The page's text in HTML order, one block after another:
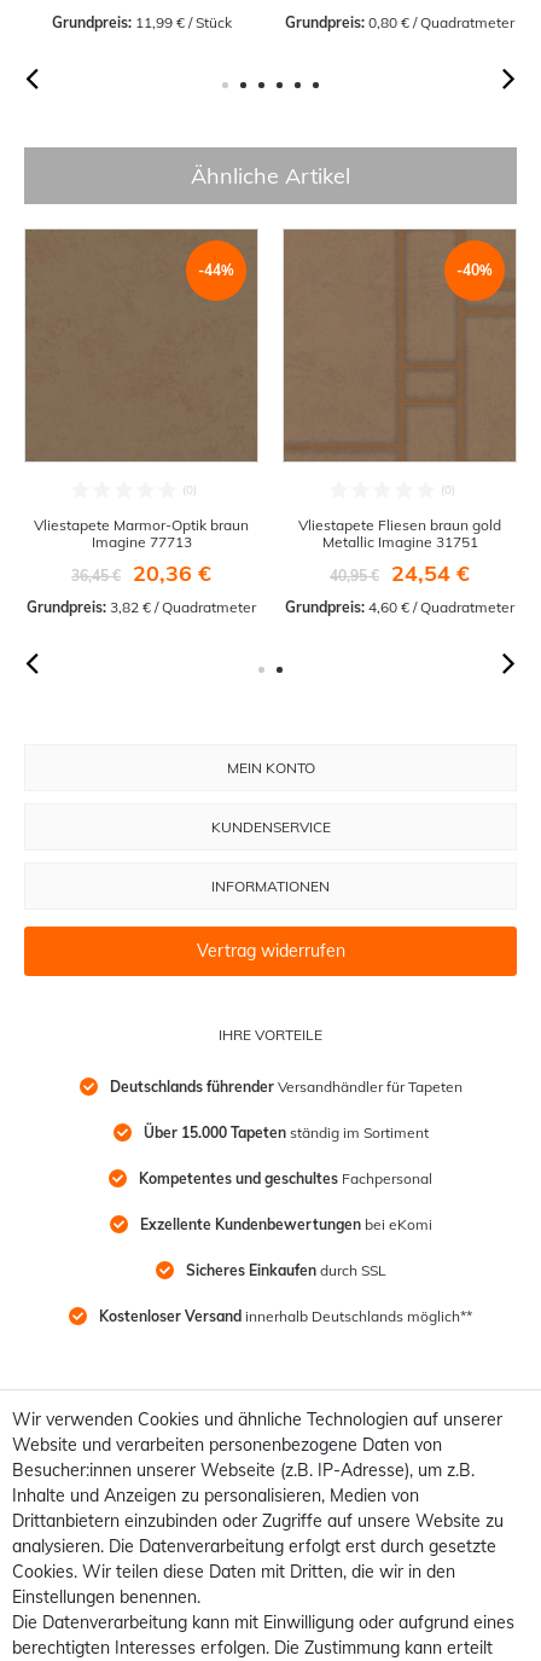
Grundpreis: 11,99 € / Stück Grundpreis: 0,80 € / Quadratmeter
Ähnliche Artikel
-44%
Vliestapete Marmor-Optik braun
Imagine 77713
36,45 €
20,36 €
Grundpreis: 3,82 € / Quadratmeter
-40%
Vliestapete Fliesen braun gold
Metallic Imagine 31751
40,95 €
24,54 €
Grundpreis: 4,60 € / Quadratmeter
IHRE VORTEILE
Deutschlands führender Versandhändler für Tapeten
Über 15.000 Tapeten ständig im Sortiment
Kompetentes und geschultes Fachpersonal
Exzellente Kundenbewertungen bei eKomi
Sicheres Einkaufen durch SSL
Kostenloser Versand innerhalb Deutschlands möglich**
MEIN KONTO
KUNDENSERVICE
INFORMATIONEN
Vertrag widerrufen
Wir verwenden Cookies und ähnliche Technologien auf unserer
Website und verarbeiten personenbezogene Daten von
Besucher:innen unserer Webseite (z.B. IP-Adresse), um z.B.
Inhalte und Anzeigen zu personalisieren, Medien von
Drittanbietern einzubinden oder Zugriffe auf unsere Website zu
analysieren. Die Datenverarbeitung erfolgt erst durch gesetzte
Cookies. Wir teilen diese Daten mit Dritten, die wir in den
Einstellungen benennen.
Die Datenverarbeitung kann mit Einwilligung oder aufgrund eines
berechtigten Interesses erfolgen. Die Zustimmung kann erteilt